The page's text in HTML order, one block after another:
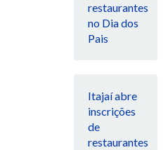
restaurantes
no Dia dos
Pais
Itajaí abre
inscrições
de
restaurantes